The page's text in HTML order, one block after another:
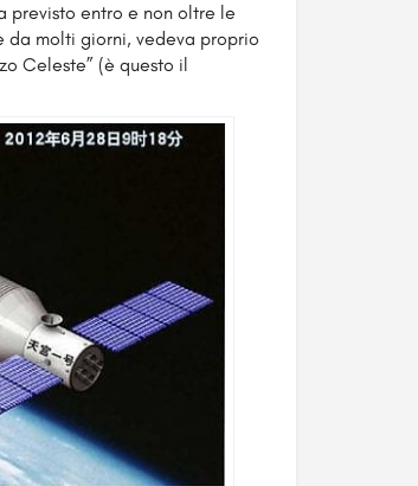
previsto entro e non oltre le
molti giorni, vedeva proprio
Celeste” (è questo il